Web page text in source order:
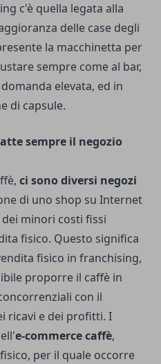
c'è quella legata alla
delle case degli
la macchinetta per
sempre come al bar,
elevata, ed in
di capsule.
sempre il negozio
ci sono diversi negozi
di uno shop su Internet
minori costi fissi
fisico. Questo significa
fisico in franchising,
proporre il caffè in
con il
ricavi e dei profitti. I
e-commerce caffè,
per il quale occorre